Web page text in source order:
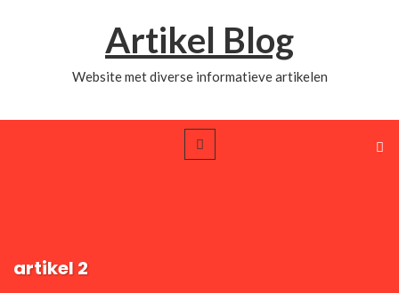
Artikel Blog
Website met diverse informatieve artikelen
artikel 2